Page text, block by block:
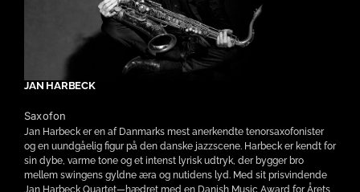
JAN HARBECK
Saxofon
Jan Harbeck er en af Danmarks mest anerkendte tenorsaxofonister
og en uundgåelig figur på den danske jazzscene. Harbeck er kendt for
sin dybe, varme tone og et intenst lyrisk udtryk, der bygger bro
mellem swingens gyldne æra og nutidens lyd. Med sit prisvindende
Jan Harbeck Quartet—hædret med en Danish Music Award for Årets